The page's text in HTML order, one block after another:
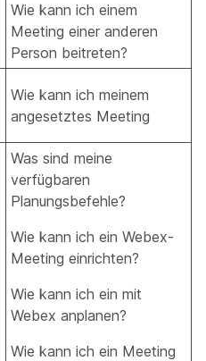
Wie kann ich einem
Meeting einer anderen
Person beitreten?
Wie kann ich meinem
angesetztes Meeting
Was sind meine
verfügbaren
Planungsbefehle?
Wie kann ich ein Webex-
Meeting einrichten?
Wie kann ich ein mit
Webex anplanen?
Wie kann ich ein Meeting